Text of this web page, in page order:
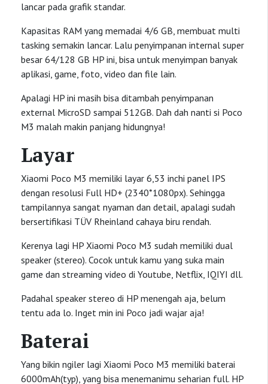
lancar pada grafik standar.
Kapasitas RAM yang memadai 4/6 GB, membuat multi
tasking semakin lancar. Lalu penyimpanan internal super
besar 64/128 GB HP ini, bisa untuk menyimpan banyak
aplikasi, game, foto, video dan file lain.
Apalagi HP ini masih bisa ditambah penyimpanan
external MicroSD sampai 512GB. Dah dah nanti si Poco
M3 malah makin panjang hidungnya!
Layar
Xiaomi Poco M3 memiliki layar 6,53 inchi panel IPS
dengan resolusi Full HD+ (2340*1080px). Sehingga
tampilannya sangat nyaman dan detail, apalagi sudah
bersertifikasi TÜV Rheinland cahaya biru rendah.
Kerenya lagi HP Xiaomi Poco M3 sudah memiliki dual
speaker (stereo). Cocok untuk kamu yang suka main
game dan streaming video di Youtube, Netflix, IQIYI dll.
Padahal speaker stereo di HP menengah aja, belum
tentu ada lo. Inget min ini Poco jadi wajar aja!
Baterai
Yang bikin ngiler lagi Xiaomi Poco M3 memiliki baterai
6000mAh(typ), yang bisa menemanimu seharian full. HP